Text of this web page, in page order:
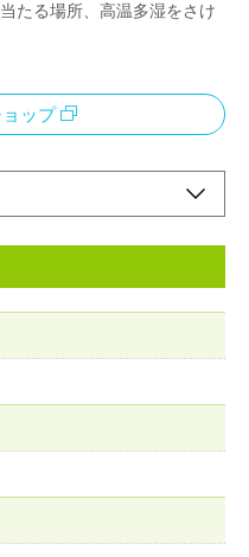
たる場所、高温多湿をさけ
ップ